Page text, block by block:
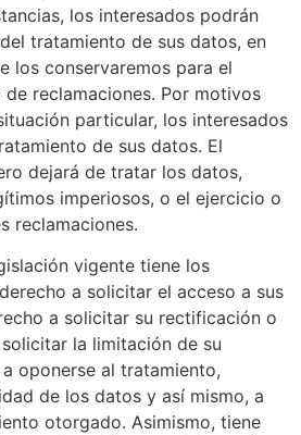
los interesados podrán
tratamiento de sus datos, en
los conservaremos para el
reclamaciones. Por motivos
particular, los interesados
de sus datos. El
dejará de tratar los datos,
imperiosos, o el ejercicio o
reclamaciones.
vigente tiene los
a solicitar el acceso a sus
a solicitar su rectificación o
la limitación de su
oponerse al tratamiento,
de los datos y así mismo, a
otorgado. Asimismo, tiene